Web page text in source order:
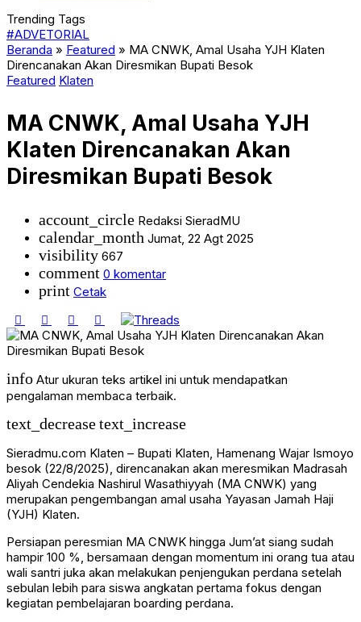
Trending Tags
#ADVETORIAL
Beranda » Featured » MA CNWK, Amal Usaha YJH Klaten
Direncanakan Akan Diresmikan Bupati Besok
Featured Klaten
MA CNWK, Amal Usaha YJH
Klaten Direncanakan Akan
Diresmikan Bupati Besok
account_circle Redaksi SieradMU
calendar_month Jumat, 22 Agt 2025
visibility 667
comment 0 komentar
print Cetak
info Atur ukuran teks artikel ini untuk mendapatkan
pengalaman membaca terbaik.
text_decreasetext_increase
Sieradmu.com Klaten – Bupati Klaten, Hamenang Wajar Ismoyo
besok (22/8/2025), direncanakan akan meresmikan Madrasah
Aliyah Cendekia Nashirul Wasathiyyah (MA CNWK) yang
merupakan pengembangan amal usaha Yayasan Jamah Haji
(YJH) Klaten.
Persiapan peresmian MA CNWK hingga Jum’at siang sudah
hampir 100 %, bersamaan dengan momentum ini orang tua atau
wali santri juka akan melakukan penjengukan perdana setelah
sebulan lebih para siswa angkatan pertama fokus dengan
kegiatan pembelajaran boarding perdana.